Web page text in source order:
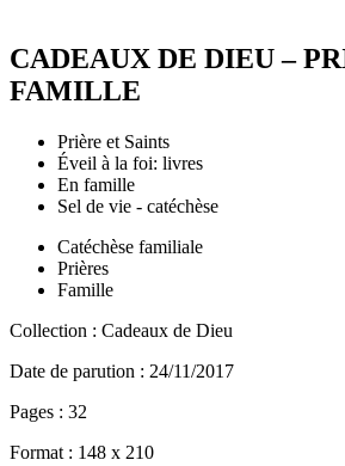
CADEAUX DE DIEU –
FAMILLE
Prière et Saints
Éveil à la foi: livres
En famille
Sel de vie - catéchèse
Catéchèse familiale
Prières
Famille
Collection : Cadeaux de Dieu
Date de parution : 24/11/2017
Pages : 32
Format : 148 x 210